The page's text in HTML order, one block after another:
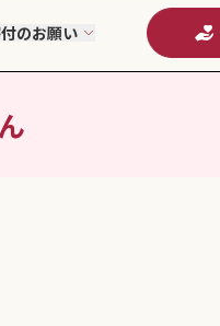
のお願い